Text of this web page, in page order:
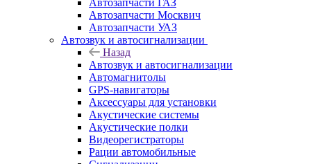
Автозапчасти ГАЗ
Автозапчасти Москвич
Автозапчасти УАЗ
Автозвук и автосигнализации
Назад
Автозвук и автосигнализации
Автомагнитолы
GPS-навигаторы
Аксессуары для установки
Акустические системы
Акустические полки
Видеорегистраторы
Рации автомобильные